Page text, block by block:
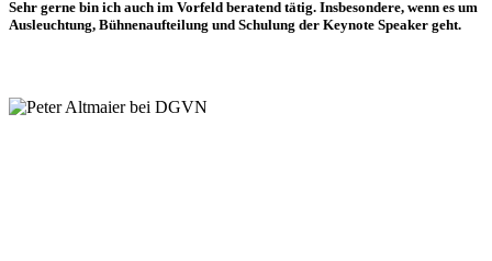
Sehr gerne bin ich auch im Vorfeld beratend tätig. Insbesondere, wenn es um
Ausleuchtung, Bühnenaufteilung und Schulung der Keynote Speaker geht.